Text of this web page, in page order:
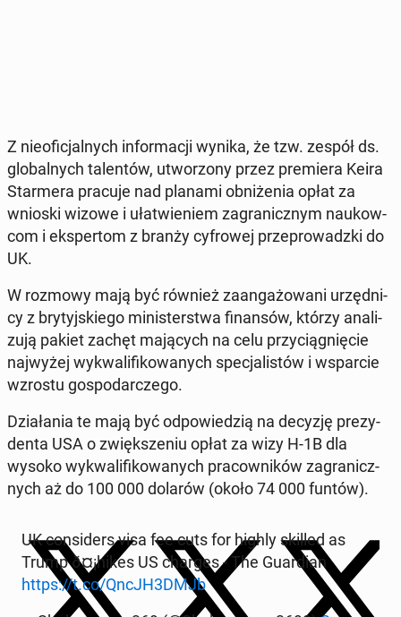
Z nie­ofi­cjal­nych in­for­ma­cji wynika, że tzw. zespół ds.
glo­bal­nych ta­len­tów, utwo­rzo­ny przez pre­mie­ra Keira
Star­me­ra pracuje nad planami ob­ni­że­nia opłat za
wnioski wizowe i uła­twie­niem za­gra­nicz­nym na­ukow­
com i eks­per­tom z branży cy­fro­wej prze­pro­wadz­ki do
UK.
W rozmowy mają być również za­an­ga­żo­wa­ni urzęd­ni­
cy z bry­tyj­skie­go mi­ni­ster­stwa fi­nan­sów, którzy ana­li­
zu­ją pakiet zachęt ma­ją­cych na celu przy­cią­gnię­cie
naj­wy­żej wy­kwa­li­fi­ko­wa­nych spe­cja­li­stów i wspar­cie
wzrostu go­spo­dar­cze­go.
Dzia­ła­nia te mają być od­po­wie­dzią na decyzję pre­zy­
den­ta USA o zwięk­sze­niu opłat za wizy H-1B dla
wysoko wy­kwa­li­fi­ko­wa­nych pra­cow­ni­ków za­gra­nicz­
nych aż do 100 000 dolarów (około 74 000 funtów).
UK con­si­ders visa fee cuts for highly skilled as
Trump ð¤¡hi­kes US charges - The Gu­ar­dian
https://t.co/QncJH3DMJb